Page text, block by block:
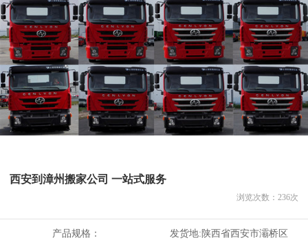
西安到漳州搬家公司 一站式服务
浏览次数： 236次
产品规格： 发货地:陕西省西安市灞桥区